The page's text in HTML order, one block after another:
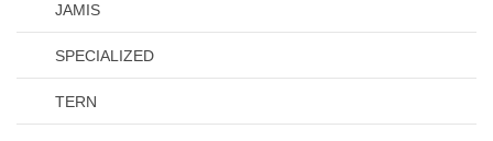
JAMIS
SPECIALIZED
TERN